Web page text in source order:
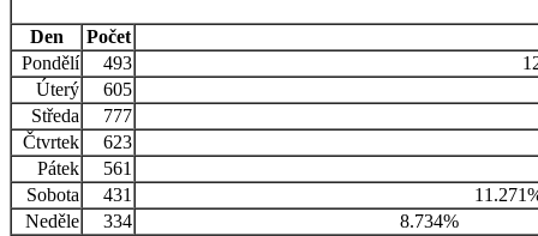
Den
Počet
Pondělí
493
Úterý
605
Středa
777
Čtvrtek
623
Pátek
561
Sobota
431
Neděle
334
8.734%